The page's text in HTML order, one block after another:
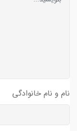
نام و نام خانوادگی